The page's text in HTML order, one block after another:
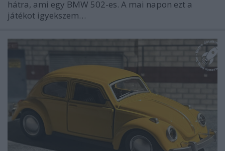
hátra, ami egy BMW 502-es. A mai napon ezt a
játékot igyekszem…